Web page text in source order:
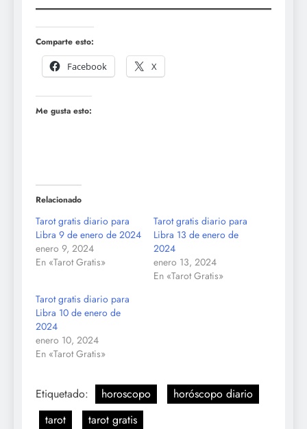
Comparte esto:
Facebook
X
Me gusta esto:
Relacionado
Tarot gratis diario para
Libra 9 de enero de 2024
enero 9, 2024
En «Tarot Gratis»
Tarot gratis diario para
Libra 13 de enero de
2024
enero 13, 2024
En «Tarot Gratis»
Tarot gratis diario para
Libra 10 de enero de
2024
enero 10, 2024
En «Tarot Gratis»
Etiquetado: horoscopo
horóscopo diario
tarot
tarot gratis